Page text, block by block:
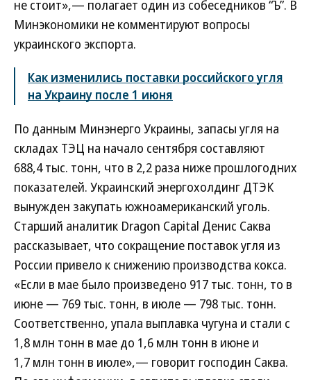
не стоит»,— полагает один из собеседников “Ъ”. В
Минэкономики не комментируют вопросы
украинского экспорта.
Как изменились поставки российского угля
на Украину после 1 июня
По данным Минэнерго Украины, запасы угля на
складах ТЭЦ на начало сентября составляют
688,4 тыс. тонн, что в 2,2 раза ниже прошлогодних
показателей. Украинский энергохолдинг ДТЭК
вынужден закупать южноамериканский уголь.
Старший аналитик Dragon Capital Денис Саква
рассказывает, что сокращение поставок угля из
России привело к снижению производства кокса.
«Если в мае было произведено 917 тыс. тонн, то в
июне — 769 тыс. тонн, в июле — 798 тыс. тонн.
Соответственно, упала выплавка чугуна и стали с
1,8 млн тонн в мае до 1,6 млн тонн в июне и
1,7 млн тонн в июле»,— говорит господин Саква.